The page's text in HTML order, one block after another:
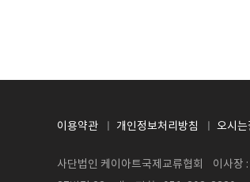
이용약관 개인정보처리방침 오시는
사단법인 케이아트국제교류협회 이사